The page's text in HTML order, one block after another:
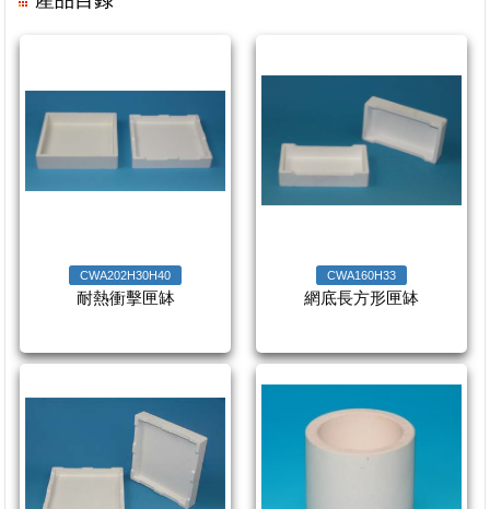
CWA202H30H40
耐熱衝擊匣缽
CWA160H33
網底長方形匣缽